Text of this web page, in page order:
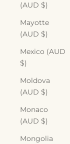
(AUD $)
Mayotte
(AUD $)
Mexico (AUD
$)
Moldova
(AUD $)
Monaco
(AUD $)
Mongolia